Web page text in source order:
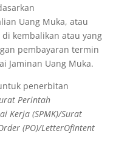
Uang Muka, atau
kembalikan atau yang
pembayaran termin
Jaminan Uang Muka.
penerbitan
Perintah
Kerja (SPMK)/Surat
(PO)/LetterOfIntent